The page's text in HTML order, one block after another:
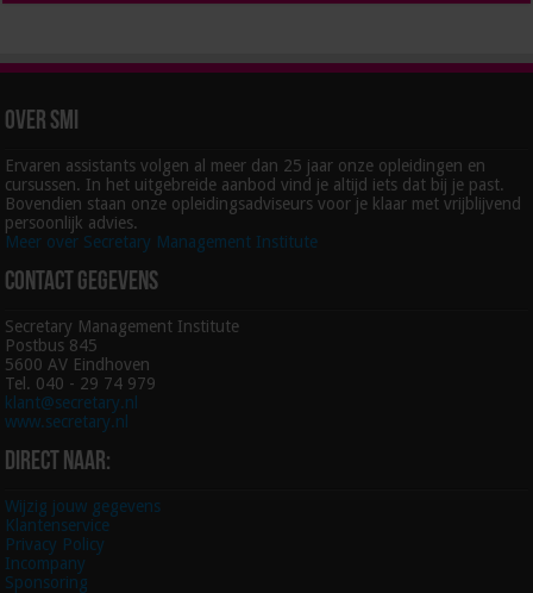
Over SMI
Ervaren assistants volgen al meer dan 25 jaar onze opleidingen en
cursussen. In het uitgebreide aanbod vind je altijd iets dat bij je past.
Bovendien staan onze opleidingsadviseurs voor je klaar met vrijblijvend
persoonlijk advies.
Meer over Secretary Management Institute
Contact gegevens
Secretary Management Institute
Postbus 845
5600 AV Eindhoven
Tel. 040 - 29 74 979
klant@secretary.nl
www.secretary.nl
Direct naar:
Wijzig jouw gegevens
Klantenservice
Privacy Policy
Incompany
Sponsoring